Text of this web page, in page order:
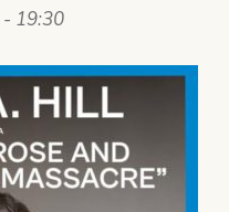
- 19:30